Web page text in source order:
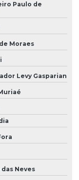
Paulo de
Moraes
Levy Gasparian
Neves